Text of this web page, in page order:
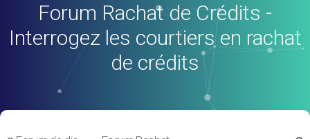
Forum Rachat de Crédits -
Interrogez les courtiers en rachat
de crédits